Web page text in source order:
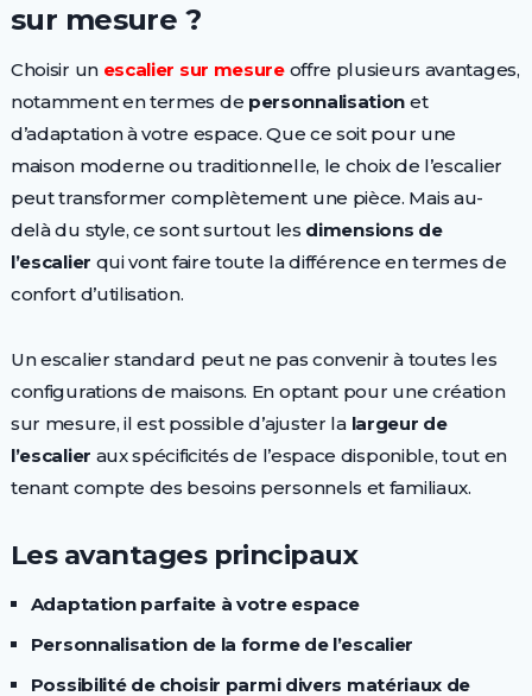
sur mesure ?
Choisir un escalier sur mesureoffre plusieurs avantages,
notamment en termes de personnalisation et
d’adaptation à votre espace. Que ce soit pour une
maison moderne ou traditionnelle, le choix de l’escalier
peut transformer complètement une pièce. Mais au-
delà du style, ce sont surtout les dimensions de
l’escalier qui vont faire toute la différence en termes de
confort d’utilisation.
Un escalier standard peut ne pas convenir à toutes les
configurations de maisons. En optant pour une création
sur mesure, il est possible d’ajuster la largeur de
l’escalier aux spécificités de l’espace disponible, tout en
tenant compte des besoins personnels et familiaux.
Les avantages principaux
Adaptation parfaite à votre espace
Personnalisation de la forme de l’escalier
Possibilité de choisir parmi divers matériaux de